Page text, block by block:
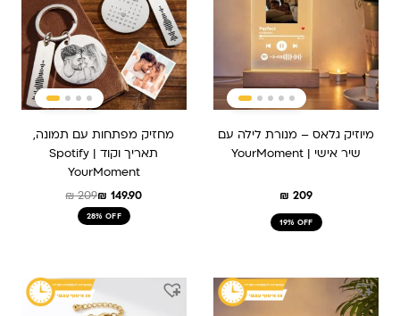
מיוזיק גלאס – מנורת לילה עם
שיר אישי | YourMoment
₪ 209
19% OFF
מחזיק מפתחות עם תמונה,
תאריך וקוד Spotify |
YourMoment
₪209₪ 149.90
28% OFF